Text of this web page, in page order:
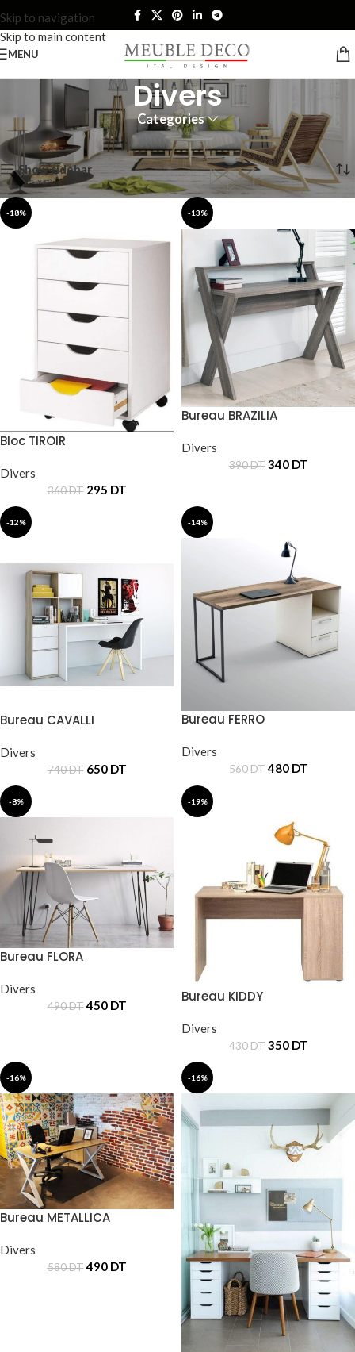
Skip to navigation
Skip to main content
MENU
Divers
Categories
Accueil Divers Affichage de 1–12 sur 39 résultats
Show sidebar
-18%
Bloc TIROIR
Divers
360DT 295 DT
-13%
Bureau BRAZILIA
Divers
390DT 340 DT
-12%
Bureau CAVALLI
Divers
740DT 650 DT
-14%
Bureau FERRO
Divers
560DT480 DT
-8%
Bureau FLORA
Divers
490DT450 DT
-19%
Bureau KIDDY
Divers
430DT 350 DT
-16%
Bureau METALLICA
Divers
580DT490 DT
-16%